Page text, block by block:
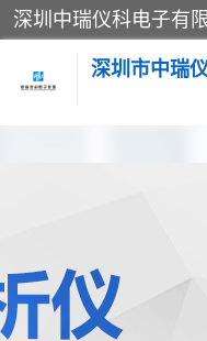
深圳市中瑞
电阻-功率计